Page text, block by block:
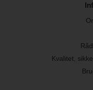
Kvalitet,